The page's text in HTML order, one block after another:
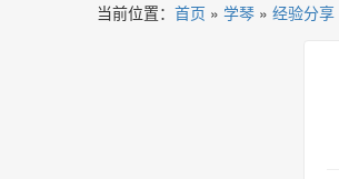
当前位置： 首页 » 学琴 » 经验分享